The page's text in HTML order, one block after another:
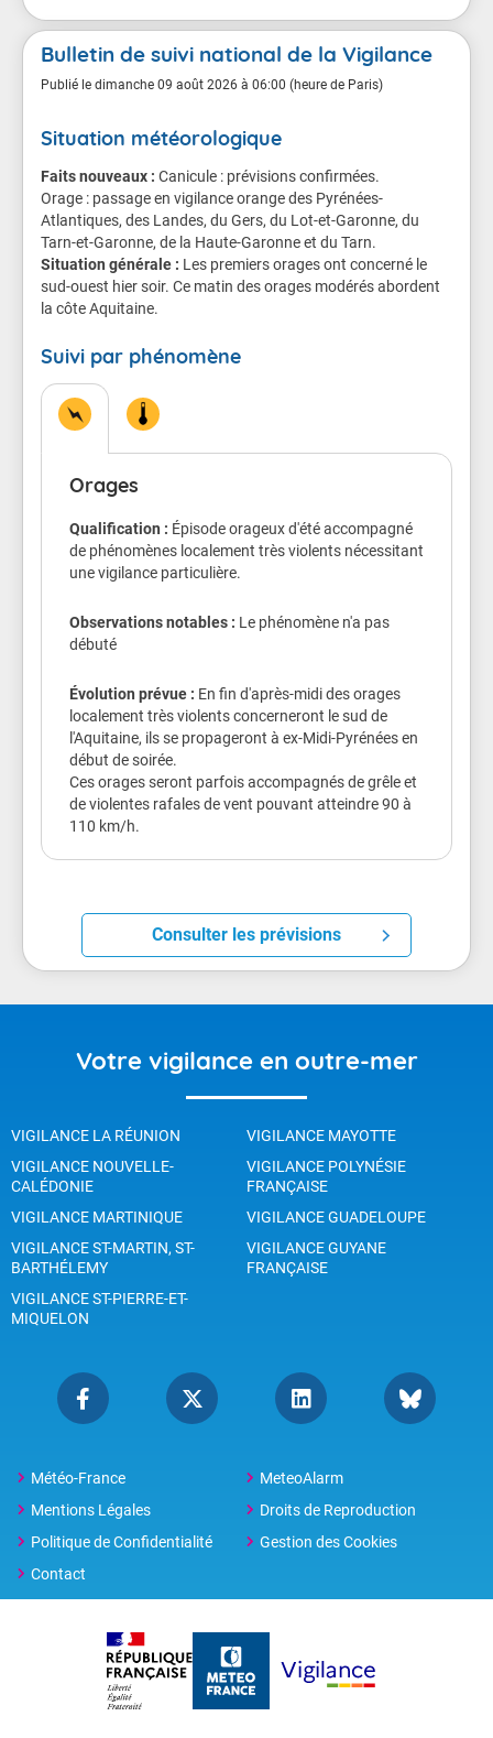
Orages
En cas de vigilance orange
Conséquences possibles
Violents orages susceptibles de provoquer localement
des dégâts importants.
Des dégâts importants sont localement à craindre sur
l'habitat léger et les installations provisoires.
Des inondations de caves et points bas peuvent se
forêt suite à des impacts de foudre non accompagnés
de précipitations.
Je m'abrite dans un bâtiment en dur
Je me tiens informé et j'évite de me déplacer
Je protège les biens exposés au vent ou qui
électriques
Bulletin de suivi national de la Vigilance
Publié le dimanche 09 août 2026 à 06:00 (heure de Paris)
Situation météorologique
Faits nouveaux : Canicule : prévisions confirmées.
Orage : passage en vigilance orange des Pyrénées-
Atlantiques, des Landes, du Gers, du Lot-et-Garonne, du
Tarn-et-Garonne, de la Haute-Garonne et du Tarn.
Situation générale : Les premiers orages ont concerné le
sud-ouest hier soir. Ce matin des orages modérés abordent
la côte Aquitaine.
Suivi par phénomène
Orages
Qualification : Épisode orageux d'été accompagné
de phénomènes localement très violents nécessitant
une vigilance particulière.
Observations notables : Le phénomène n'a pas
débuté
Évolution prévue : En fin d'après-midi des orages
localement très violents concerneront le sud de
l'Aquitaine, ils se propageront à ex-Midi-Pyrénées en
début de soirée.
Ces orages seront parfois accompagnés de grêle et
de violentes rafales de vent pouvant atteindre 90 à
110 km/h.
Consulter les prévisions
Votre vigilance en outre-mer
VIGILANCE LA RÉUNION
VIGILANCE MAYOTTE
VIGILANCE NOUVELLE-
CALÉDONIE
VIGILANCE POLYNÉSIE
FRANÇAISE
VIGILANCE MARTINIQUE
VIGILANCE GUADELOUPE
VIGILANCE ST-MARTIN, ST-
BARTHÉLEMY
VIGILANCE GUYANE
FRANÇAISE
VIGILANCE ST-PIERRE-ET-
MIQUELON
Météo-France
MeteoAlarm
Mentions Légales
Droits de Reproduction
Politique de Confidentialité
Gestion des Cookies
Contact